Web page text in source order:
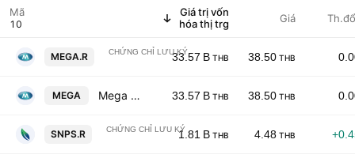
Mã
Giá trị vốn
hóa thị trg
Giá
MEGA.R Mega Lifesciences Public Co. Ltd. NVDR
CHỨNG CHỈ LƯU KÝ33.57 B THB 38.50 THB
MEGA Mega Lifesciences Public Co. Ltd. 33.57 B THB 38.50 THB
SNPS.R Specialty Natural Products Public Company
CHỨNG CHỈ LƯU KÝ1.81 B THB 4.48 THB